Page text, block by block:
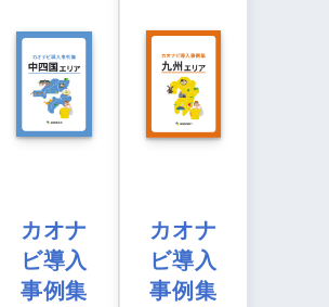
カオナ
ビ導入
事例集
カオナ
ビ導入
事例集